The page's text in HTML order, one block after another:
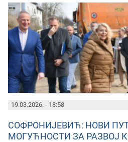
19.03.2026. - 18:58
СОФРОНИЈЕВИЋ: НОВИ
МОГУЋНОСТИ ЗА РАЗВОЈ